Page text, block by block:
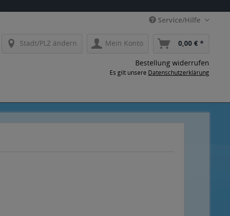
Service/Hilfe
Stadt/PLZ ändern Mein Konto 0,00 € *
Bestellung widerrufen
Es gilt unsere Datenschutzerklärung